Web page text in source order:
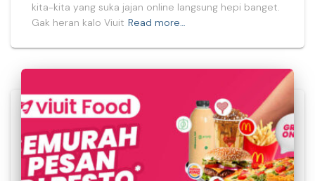
kita-kita yang suka jajan online langsung hepi banget.
Gak heran kalo Viuit Read more…